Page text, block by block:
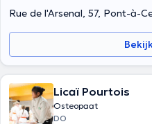
Rue de l'Arsenal, 57, Pont-à-
Licaï Pourtois
Osteopaat
DO